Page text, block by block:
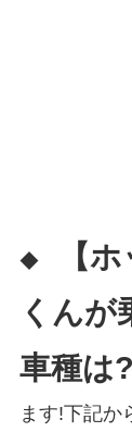
◆
【
くんが
車種は?
ます!下記か